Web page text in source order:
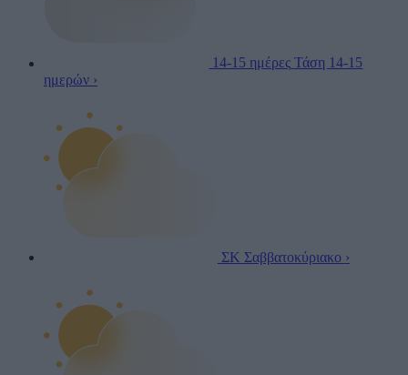
14-15 ημέρες Τάση 14-15
ημερών ›
ΣΚ Σαββατοκύριακο ›